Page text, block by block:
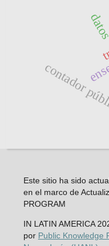
datos
contador
Este sitio ha sido
en el marco de
PROGRAM
IN LATIN AMERICA
por Public Knowledge